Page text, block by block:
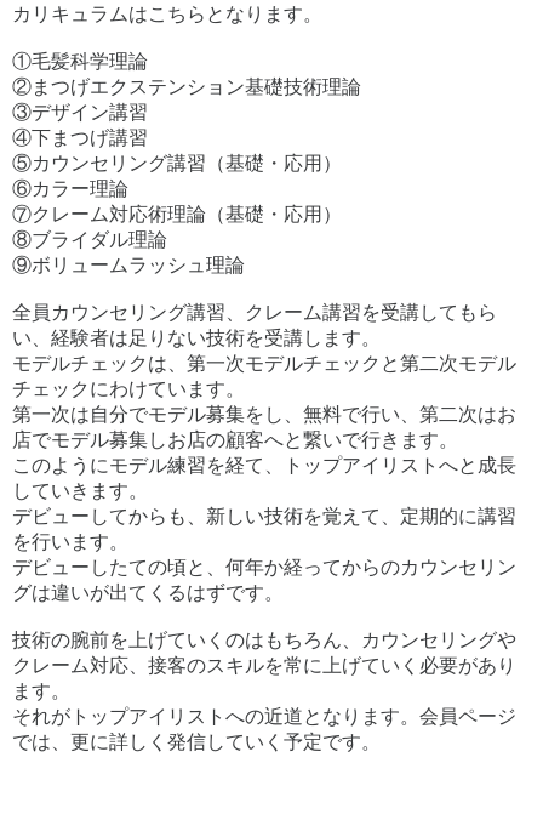
カリキュラムはこちらとなります。
①毛髪科学理論
②まつげエクステンション基礎技術理論
③デザイン講習
④下まつげ講習
⑤カウンセリング講習（基礎・応用）
⑥カラー理論
⑦クレーム対応術理論（基礎・応用）
⑧ブライダル理論
⑨ボリュームラッシュ理論
全員カウンセリング講習、クレーム講習を受講してもら
い、経験者は足りない技術を受講します。
モデルチェックは、第一次モデルチェックと第二次モデル
チェックにわけています。
第一次は自分でモデル募集をし、無料で行い、第二次はお
店でモデル募集しお店の顧客へと繋いで行きます。
このようにモデル練習を経て、トップアイリストへと成長
していきます。
デビューしてからも、新しい技術を覚えて、定期的に講習
を行います。
デビューしたての頃と、何年か経ってからのカウンセリン
グは違いが出てくるはずです。
技術の腕前を上げていくのはもちろん、カウンセリングや
クレーム対応、接客のスキルを常に上げていく必要があり
ます。
それがトップアイリストへの近道となります。会員ページ
では、更に詳しく発信していく予定です。